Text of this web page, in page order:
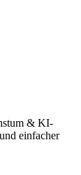
& KI-
einfacher